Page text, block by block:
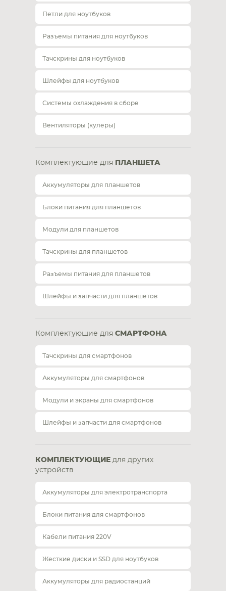
Петли для ноутбуков
Разъемы питания для ноутбуков
Тачскрины для ноутбуков
Шлейфы для ноутбуков
Системы охлаждения в сборе
Вентиляторы (кулеры)
Комплектующие для ПЛАНШЕТА
Аккумуляторы для планшетов
Блоки питания для планшетов
Модули для планшетов
Тачскрины для планшетов
Разъемы питания для планшетов
Шлейфы и запчасти для планшетов
Комплектующие для СМАРТФОНА
Тачскрины для смартфонов
Аккумуляторы для смартфонов
Модули и экраны для смартфонов
Шлейфы и запчасти для смартфонов
КОМПЛЕКТУЮЩИЕ для других
устройств
Аккумуляторы для электротранспорта
Блоки питания для смартфонов
Кабели питания 220V
Жесткие диски и SSD для ноутбуков
Аккумуляторы для радиостанций